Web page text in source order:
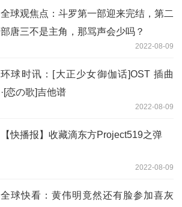
全球观焦点：斗罗第一部迎来完结，第二
部唐三不是主角，那骂声会少吗？
2022-08-09
环球时讯：[大正少女御伽话]OST 插曲
·[恋の歌]吉他谱
2022-08-09
【快播报】收藏滴东方Project519之弹
2022-08-09
全球快看：黄伟明竟然还有脸参加喜灰